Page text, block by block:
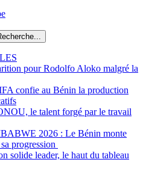
pour Rodolfo Aloko malgré la
confie au Bénin la production
le talent forgé par le travail
2026 : Le Bénin monte
progression
solide leader, le haut du tableau